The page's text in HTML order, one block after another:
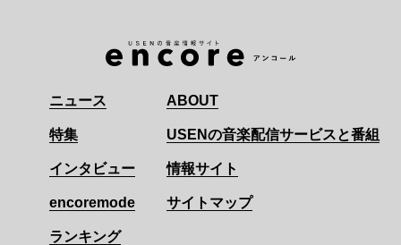
ニュース
特集
インタビュー
encoremode
ランキング
ABOUT
USENの音楽配信サービスと番組
情報サイト
サイトマップ